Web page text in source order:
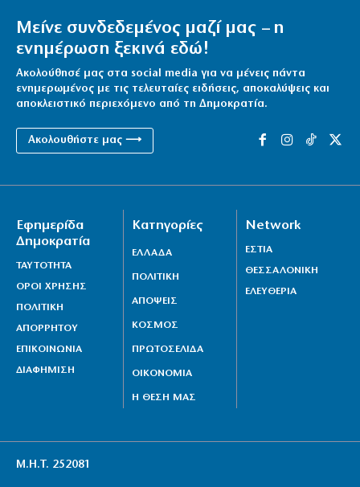
Μείνε συνδεδεμένος μαζί μας – η
ενημέρωση ξεκινά εδώ!
Ακολούθησέ μας στα social media για να μένεις πάντα
ενημερωμένος με τις τελευταίες ειδήσεις, αποκαλύψεις και
αποκλειστικό περιεχόμενο από τη Δημοκρατία.
Ακολουθήστε μας ⟶
Εφημερίδα
Δημοκρατία
ΤΑΥΤΟΤΗΤΑ
ΟΡΟΙ ΧΡΗΣΗΣ
ΠΟΛΙΤΙΚΗ
ΑΠΟΡΡΗΤΟΥ
ΕΠΙΚΟΙΝΩΝΙΑ
ΔΙΑΦΗΜΙΣΗ
Κατηγορίες
ΕΛΛΑΔΑ
ΠΟΛΙΤΙΚΗ
ΑΠΟΨΕΙΣ
ΚΟΣΜΟΣ
ΠΡΩΤΟΣΕΛΙΔΑ
ΟΙΚΟΝΟΜΙΑ
Η ΘΕΣΗ ΜΑΣ
Network
ΕΣΤΙΑ
ΘΕΣΣΑΛΟΝΙΚΗ
ΕΛΕΥΘΕΡΙΑ
Μ.Η.Τ. 252081